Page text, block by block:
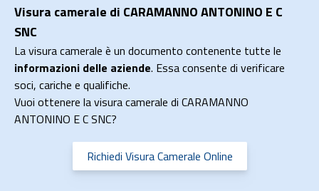
Visura camerale di CARAMANNO ANTONINO E C
SNC
La visura camerale è un documento contenente tutte le
informazioni delle aziende. Essa consente di verificare
soci, cariche e qualifiche.
Vuoi ottenere la visura camerale di CARAMANNO
ANTONINO E C SNC?
Richiedi Visura Camerale Online